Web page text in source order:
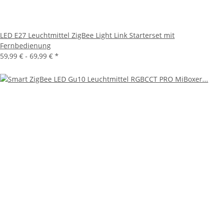
LED E27 Leuchtmittel ZigBee Light Link Starterset mit
Fernbedienung
59,99 € - 69,99 € *